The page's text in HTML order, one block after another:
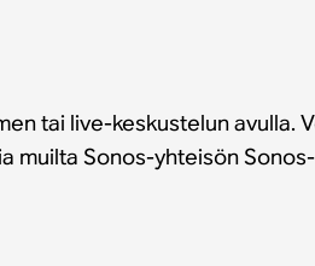
tai live-keskustelun avulla.
muilta Sonos-yhteisön